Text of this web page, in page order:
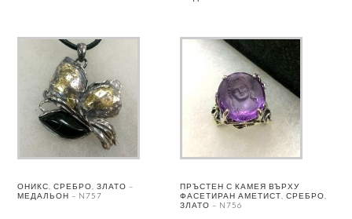
ОНИКС, СРЕБРО, ЗЛАТО –
МЕДАЛЬОН – N757
ПРЪСТЕН С КАМЕЯ ВЪРХУ
ФАСЕТИРАН АМЕТИСТ, СРЕБРО,
ЗЛАТО – N756